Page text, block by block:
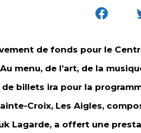
de fonds pour le
menu, de l’art, de la
billets ira pour la
Croix, Les Aigles,
Lagarde, a offert une